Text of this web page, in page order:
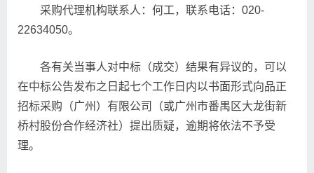
采购代理机构联系人：何工，联系电话：020-
22634050。
各有关当事人对中标（成交）结果有异议的，可以
在中标公告发布之日起七个工作日内以书面形式向品正
招标采购（广州）有限公司（或广州市番禺区大龙街新
桥村股份合作经济社）提出质疑，逾期将依法不予受
理。